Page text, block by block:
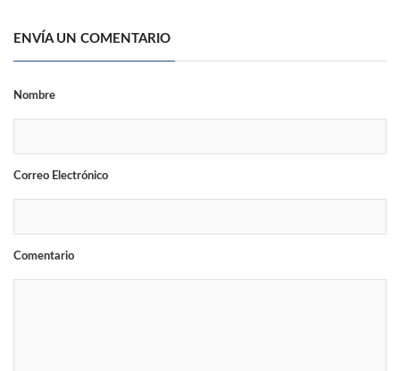
ENVÍA UN COMENTARIO
Nombre
Correo Electrónico
Comentario